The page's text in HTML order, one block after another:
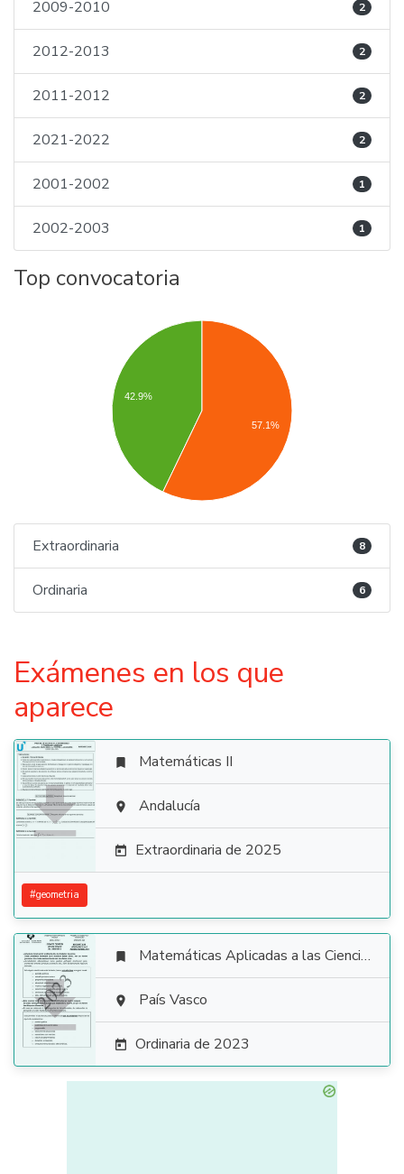
2009-2010 2
2012-2013 2
2011-2012 2
2021-2022 2
2001-2002 1
2002-2003 1
Top convocatoria
42.9%
57.1%
Extraordinaria 8
Ordinaria 6
Exámenes en los que
aparece

 Matemáticas II
 Andalucía
 Extraordinaria de 2025
#geometria

 Matemáticas Aplicadas a las Ciencias Sociales
 País Vasco
 Ordinaria de 2023